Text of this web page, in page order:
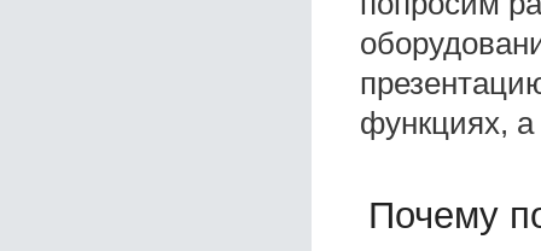
функциях,
Почему